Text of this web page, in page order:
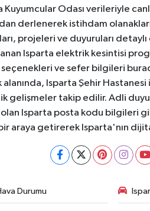
Odası verileriyle
derlenerek istihdam
projeleri ve duyuruları
Isparta elektrik kesintisi
ve sefer bilgileri
alanında, Isparta Şehir
takip edilir. Adli
Isparta posta kodu bilgileri
araya getirerek Isparta'nın
Durumu